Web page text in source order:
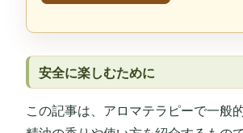
安全に楽しむために
この記事は、アロマテラピーで一般